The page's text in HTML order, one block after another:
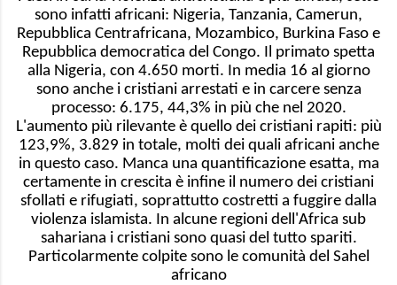
sono infatti africani: Nigeria, Tanzania, Camerun,
Repubblica Centrafricana, Mozambico, Burkina Faso e
Repubblica democratica del Congo. Il primato spetta
alla Nigeria, con 4.650 morti. In media 16 al giorno
sono anche i cristiani arrestati e in carcere senza
processo: 6.175, 44,3% in più che nel 2020.
L'aumento più rilevante è quello dei cristiani rapiti: più
123,9%, 3.829 in totale, molti dei quali africani anche
in questo caso. Manca una quantificazione esatta, ma
certamente in crescita è infine il numero dei cristiani
sfollati e rifugiati, soprattutto costretti a fuggire dalla
violenza islamista. In alcune regioni dell'Africa sub
sahariana i cristiani sono quasi del tutto spariti.
Particolarmente colpite sono le comunità del Sahel
africano